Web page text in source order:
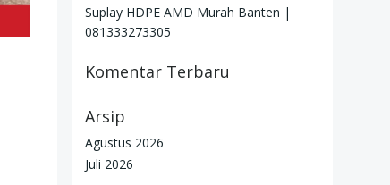
Suplay HDPE AMD Murah Banten |
081333273305
Komentar Terbaru
Arsip
Agustus 2026
Juli 2026